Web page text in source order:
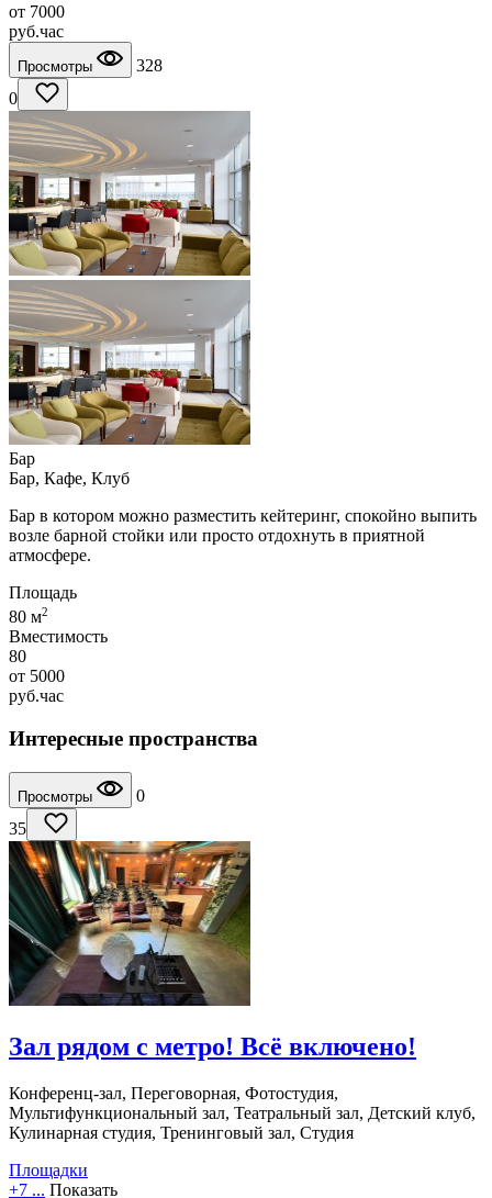
от 7000
руб.час
Просмотры
328
0
Бар
Бар, Кафе, Клуб
Бар в котором можно разместить кейтеринг, спокойно выпить
возле барной стойки или просто отдохнуть в приятной
атмосфере.
Площадь
80 м2
Вместимость
80
от 5000
руб.час
Интересные пространства
Просмотры
0
35
Зал рядом с метро! Всё включено!
Конференц-зал, Переговорная, Фотостудия,
Мультифункциональный зал, Театральный зал, Детский клуб,
Кулинарная студия, Тренинговый зал, Студия
Площадки
+7 ... Показать